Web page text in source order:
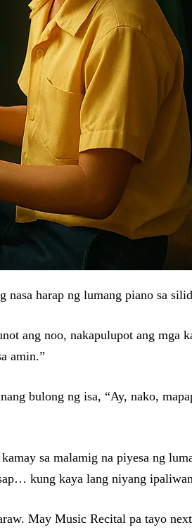
harap ng lumang piano sa
ang noo, nakapulupot ang mga
amin.”
bulong ng isa, “Ay, nako,
sa malamig na piyesa ng
kung kaya lang niyang
May Music Recital pa tayo